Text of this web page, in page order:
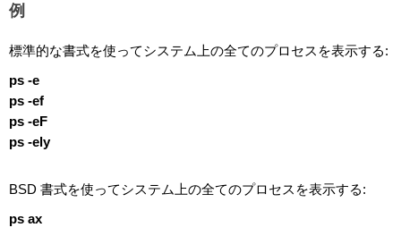
例
標準的な書式を使ってシステム上の全てのプロセスを表示する:
ps -e
ps -ef
ps -eF
ps -ely
BSD 書式を使ってシステム上の全てのプロセスを表示する:
ps ax